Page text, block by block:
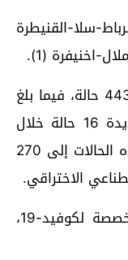
سلا-القنيطرة
ويصل مجموع الحالات النشطة إلى 4432 حالة، فيما بلغ
عدد الحالات الخطيرة أو الحرجة الجديدة 16 حالة خلال
الـ24 ساعة الأخيرة، ليصل مجموع هذه الحالات إلى 270
وبلغ معدل ملء أسرة الإنعاش المخصصة لكوفيد-19،